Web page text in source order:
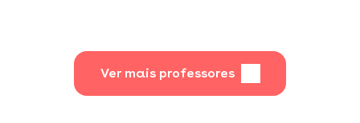
Ver mais professores